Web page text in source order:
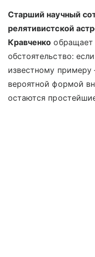
Старший научный
релятивистской
Кравченко обращает
обстоятельство:
известному
вероятной формой
остаются